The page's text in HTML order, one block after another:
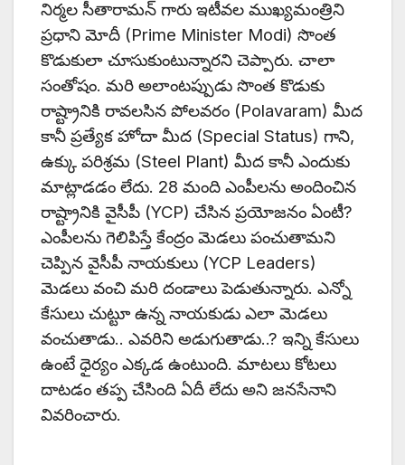
నిర్మల సీతారామన్ గారు ఇటీవల ముఖ్యమంత్రిని
ప్రధాని మోదీ (Prime Minister Modi) సొంత
కొడుకులా చూసుకుంటున్నారని చెప్పారు. చాలా
సంతోషం. మరి అలాంటప్పుడు సొంత కొడుకు
రాష్ట్రానికి రావలసిన పోలవరం (Polavaram) మీద
కానీ ప్రత్యేక హోదా మీద (Special Status) గాని,
ఉక్కు పరిశ్రమ (Steel Plant) మీద కానీ ఎందుకు
మాట్లాడడం లేదు. 28 మంది ఎంపీలను అందించిన
రాష్ట్రానికి వైసీపీ (YCP) చేసిన ప్రయోజనం ఏంటీ?
ఎంపీలను గెలిపిస్తే కేంద్రం మెడలు పంచుతామని
చెప్పిన వైసీపీ నాయకులు (YCP Leaders)
మెడలు వంచి మరి దండాలు పెడుతున్నారు. ఎన్నో
కేసులు చుట్టూ ఉన్న నాయకుడు ఎలా మెడలు
వంచుతాడు.. ఎవరిని అడుగుతాడు..? ఇన్ని కేసులు
ఉంటే ధైర్యం ఎక్కడ ఉంటుంది. మాటలు కోటలు
దాటడం తప్ప చేసింది ఏదీ లేదు అని జనసేనాని
వివరించారు.